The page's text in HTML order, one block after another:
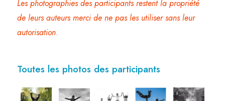
Les photographies des participants restent la propriété
de leurs auteurs merci de ne pas les utiliser sans leur
autorisation.
Toutes les photos des participants